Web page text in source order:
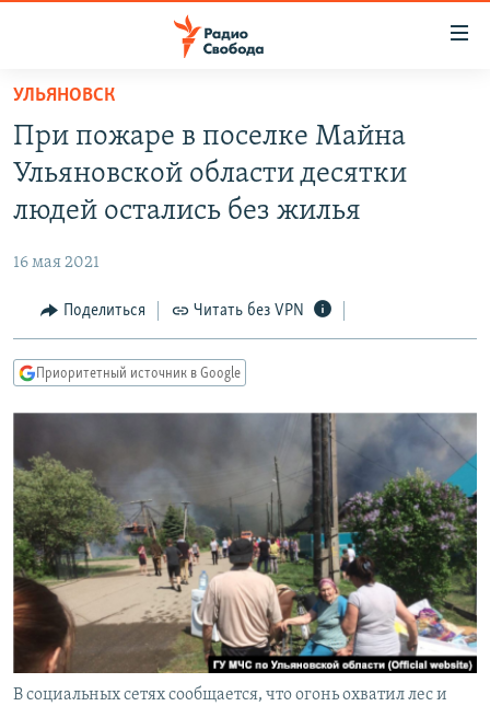
упрощенного
доступа
Вернуться
основному
Вернутся
Вернутся
ПОДКАСТЫ
АВТОРСКИЕ ПРОЕКТЫ
МНЕНИЯ
КУЛЬТУРА
КАВКАЗ.РЕАЛИИ
СИБИРЬ.РЕАЛИИ
РАСПИСАНИЕ ВЕЩАНИЯ
ПОДПИШИТЕСЬ НА РАССЫЛКУ
СОЦИАЛЬНЫЕ СЕТИ
УЛЬЯНОВСК
При пожаре в поселке Майна
Ульяновской области десятки
людей остались без жилья
16 мая 2021
Поделиться Читать без VPN
Приоритетный источник в Google
В социальных сетях сообщается, что огонь охватил лес и